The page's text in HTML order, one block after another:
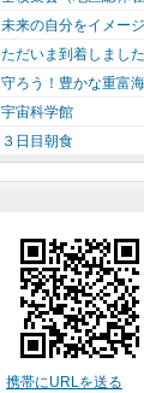
未来の自分をイメー
ただいま到着しました
守ろう！豊かな重富
宇宙科学館
３日目朝食
携帯にURLを送る